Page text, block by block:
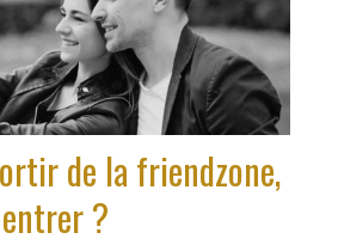
de la friendzone,
?